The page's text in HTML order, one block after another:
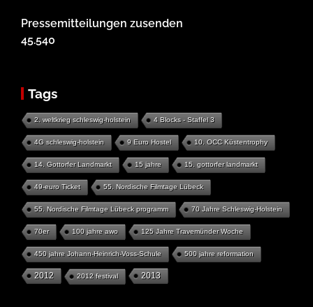
Pressemitteilungen zusenden
45.540
Tags
2. weltkrieg schleswig-holstein 4 Blocks - Staffel 3
4G schleswig-holstein 9 Euro Hostel 10. OCC Küstentrophy
14. Gottorfer Landmarkt 15 jahre 15. gottorfer landmarkt
49-euro Ticket 55. Nordische Filmtage Lübeck
55. Nordische Filmtage Lübeck programm 70 Jahre Schleswig-Holstein
70er 100 jahre awo 125 Jahre Travemünder Woche
450 jahre Johann-Heinrich-Voss-Schule 500 jahre reformation
2012 2012 festival 2013